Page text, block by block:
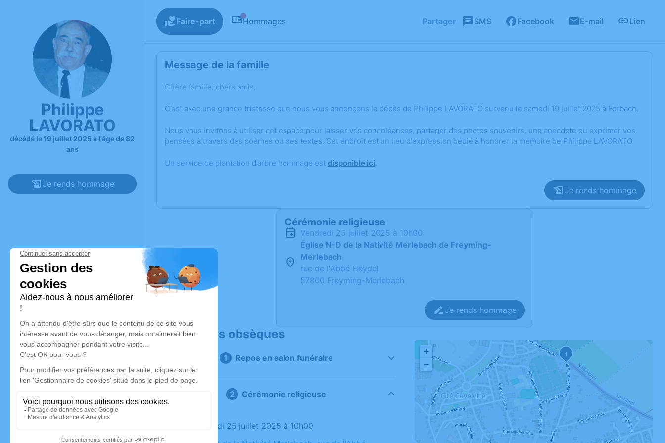
Philippe
LAVORATO
décédé le 19 juillet 2025 à l'âge de 82
ans
Je rends hommage
Faire-part Hommages Partager SMS Facebook E-mail Lien
Message de la famille
Chère famille, chers amis,
C’est avec une grande tristesse que nous vous annonçons le décès de Philippe LAVORATO survenu le samedi 19 juillet 2025 à Forbach.
Nous vous invitons à utiliser cet espace pour laisser vos condoléances, partager des photos souvenirs, une anecdote ou exprimer vos
pensées à travers des poèmes ou des textes. Cet endroit est un lieu d'expression dédié à honorer la mémoire de Philippe LAVORATO.
Un service de plantation d’arbre hommage est disponible ici.
Je rends hommage
Cérémonie religieuse
vendredi 25 juillet 2025 à 10h00
Église N-D de la Nativité Merlebach de Freyming-
Merlebach
rue de l'Abbé Heydel
57800 Freyming-Merlebach
Je rends hommage
Déroulé des obsèques
Repos en salon funéraire
Cérémonie religieuse
Le vendredi 25 juillet 2025 à 10h00
1
+
−